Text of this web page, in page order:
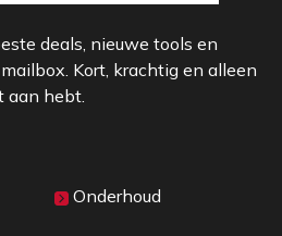
deals, nieuwe tools en
Kort, krachtig en alleen
aan hebt.
Onderhoud